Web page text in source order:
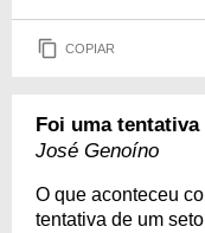
COPIAR
Foi uma tentativa
José Genoíno
O que aconteceu
tentativa de um